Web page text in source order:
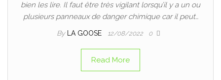
bien les lire. Il faut être très vigilant lorsqu’il y a un ou
plusieurs panneaux de danger chimique car il peut…
By LA GOOSE 12/08/2022 0
Read More